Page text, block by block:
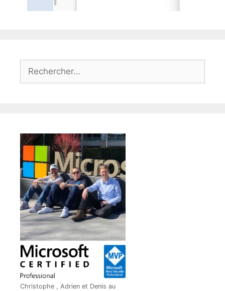
Rechercher :
Christophe , Adrien et Denis au